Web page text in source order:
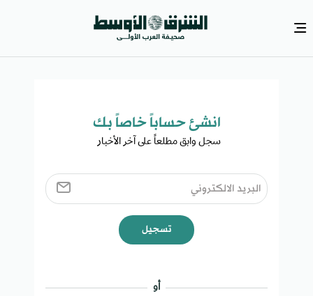
انشئ حساباً خاصاً بك​
سجل وابق مطلعاً على آخر الأخبار ​
تسجيل
أو